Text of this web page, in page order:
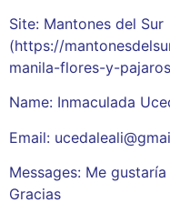
Site: Mantones del Sur
(https://
manila-flores-y-
Name: Inmaculada
Email:
Messages: Me
Gracias